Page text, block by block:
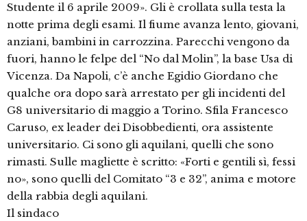
Studente il 6 aprile 2009». Gli è crollata sulla testa la
notte prima degli esami. Il fiume avanza lento, giovani,
anziani, bambini in carrozzina. Parecchi vengono da
fuori, hanno le felpe del “No dal Molin”, la base Usa di
Vicenza. Da Napoli, c’è anche Egidio Giordano che
qualche ora dopo sarà arrestato per gli incidenti del
G8 universitario di maggio a Torino. Sfila Francesco
Caruso, ex leader dei Disobbedienti, ora assistente
universitario. Ci sono gli aquilani, quelli che sono
rimasti. Sulle magliette è scritto: «Forti e gentili sì, fessi
no», sono quelli del Comitato “3 e 32”, anima e motore
della rabbia degli aquilani.
Il sindaco